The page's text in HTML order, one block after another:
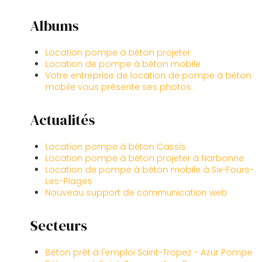
Albums
Location pompe à béton projeter
Location de pompe à béton mobile
Votre entreprise de location de pompe à béton
mobile vous présente ses photos.
Actualités
Location pompe à béton Cassis
Location pompe à béton projeter à Narbonne
Location de pompe à béton mobile à Six-Fours-
Les-Plages
Nouveau support de communication web
Secteurs
Béton prêt à l'emploi Saint-Tropez - Azur Pompe